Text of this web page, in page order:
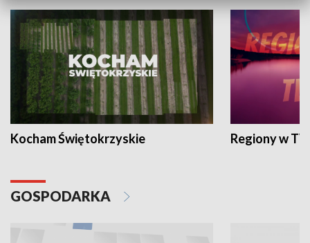
Kocham Świętokrzyskie Regiony w
GOSPODARKA